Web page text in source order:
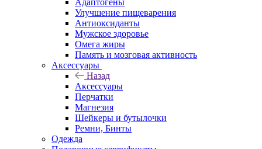
Адаптогены
Улучшение пищеварения
Антиоксиданты
Мужское здоровье
Омега жиры
Память и мозговая активность
Аксессуары
Назад
Аксессуары
Перчатки
Магнезия
Шейкеры и бутылочки
Ремни, Бинты
Одежда